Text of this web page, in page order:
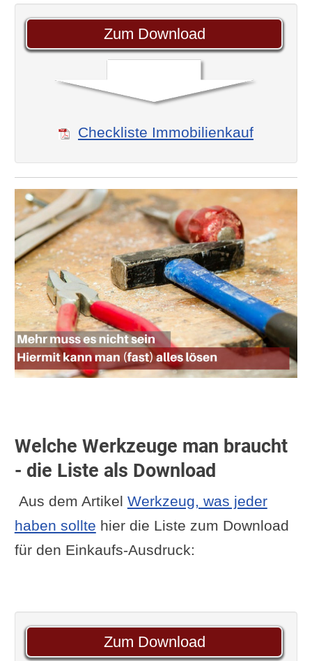
Zum Download
Checkliste Immobilienkauf
Welche Werkzeuge man braucht
- die Liste als Download
Aus dem Artikel Werkzeug, was jeder
haben sollte hier die Liste zum Download
für den Einkaufs-Ausdruck:
Zum Download